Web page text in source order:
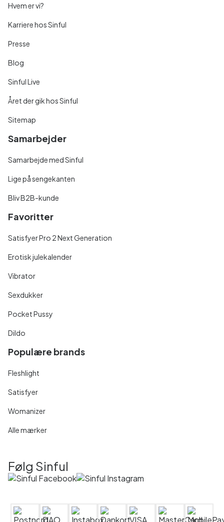
Hvem er vi?
Karriere hos Sinful
Presse
Blog
Sinful Live
Året der gik hos Sinful
Sitemap
Samarbejder
Samarbejde med Sinful
Lige på sengekanten
Bliv B2B-kunde
Favoritter
Satisfyer Pro 2 Next Generation
Erotisk julekalender
Vibrator
Sexdukker
Pocket Pussy
Dildo
Populære brands
Fleshlight
Satisfyer
Womanizer
Alle mærker
Følg Sinful